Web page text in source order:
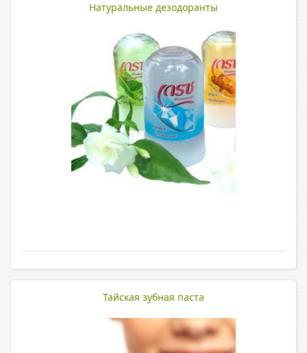
Натуральные дезодоранты
Тайская зубная паста